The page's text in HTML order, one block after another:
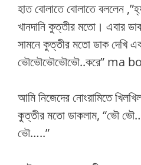
হাত বোলাতে বোলাতে বললেন
খানদানি কুত্তীর মতো। এবার
সামনে কুত্তীর মতো ডাক দেখি
ভৌভৌভৌভৌভৌ..করে” ma
আমি নিজেদের নোংরামিতে
কুত্তীর মতো ডাকলাম, “ভৌ
ভৌ…..”